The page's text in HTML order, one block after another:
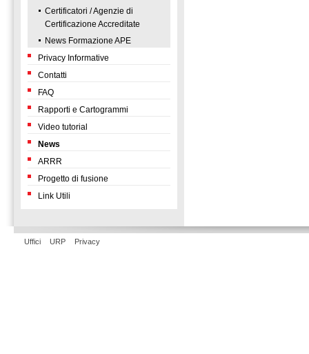
Certificatori / Agenzie di
Certificazione Accreditate
News Formazione APE
Privacy Informative
Contatti
FAQ
Rapporti e Cartogrammi
Video tutorial
News
ARRR
Progetto di fusione
Link Utili
Uffici URP Privacy